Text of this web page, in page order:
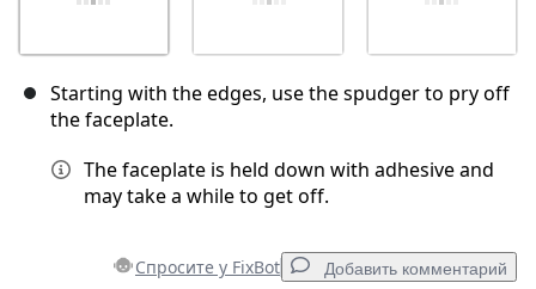
Starting with the edges, use the spudger to pry off
the faceplate.
The faceplate is held down with adhesive and
may take a while to get off.
Спросите у FixBot Добавить комментарий